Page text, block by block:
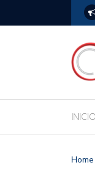
que oficializa
INICIO
Home